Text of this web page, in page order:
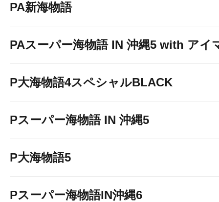
PA新海物語
PAスーパー海物語 IN 沖縄5 with アイ
P大海物語4スペシャルBLACK
Pスーパー海物語 IN 沖縄5
P大海物語5
Pスーパー海物語IN沖縄6